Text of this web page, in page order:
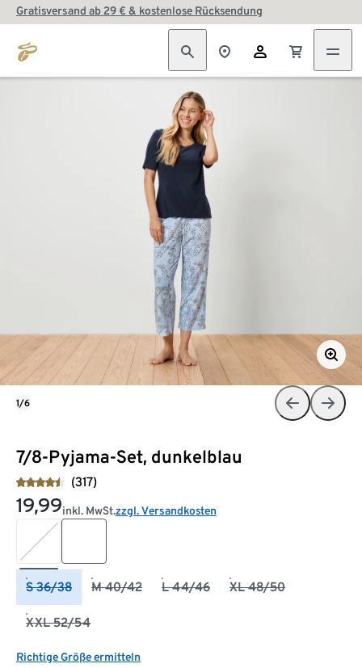
Gratisversand ab 29 € & kostenlose Rücksendung
7/8-Pyjama-Set, dunkelblau
(317)
19,99inkl. MwSt.zzgl. Versandkosten
S 36/38 M 40/42 L 44/46 XL 48/50
XXL 52/54
Richtige Größe ermitteln
1/6